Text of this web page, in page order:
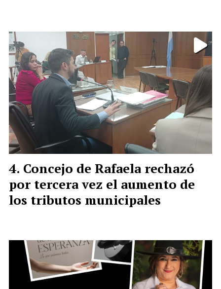
Concejo de Rafaela rechazó
por tercera vez el aumento de
los tributos municipales